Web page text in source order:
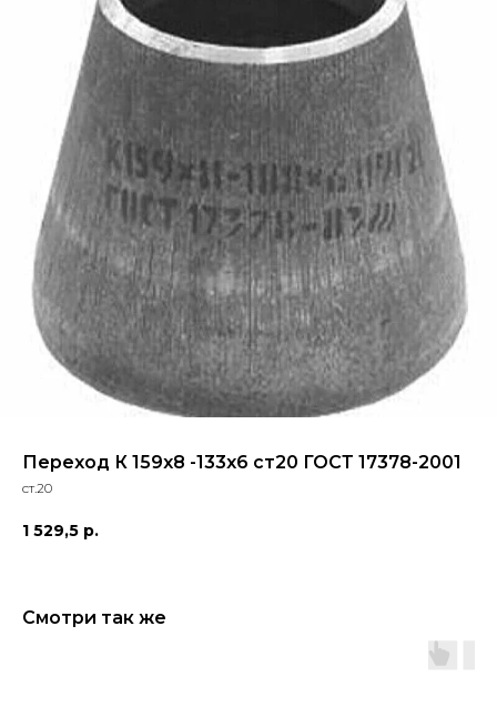
Переход К 159х8 -133х6 ст20 ГОСТ 17378-2001
ст.20
1 529,5 р.
Смотри так же